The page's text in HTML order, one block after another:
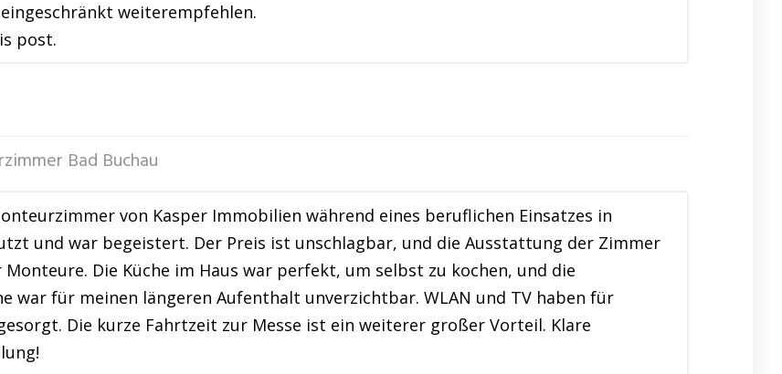
weiterempfehlen.
post.
Bad Buchau
von Kasper Immobilien während eines beruflichen Einsatzes in
und war begeistert. Der Preis ist unschlagbar, und die Ausstattung der Zimmer
Die Küche im Haus war perfekt, um selbst zu kochen, und die
war für meinen längeren Aufenthalt unverzichtbar. WLAN und TV haben für
Die kurze Fahrtzeit zur Messe ist ein weiterer großer Vorteil. Klare